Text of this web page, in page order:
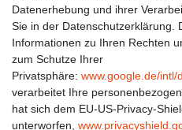
Datenerhebung und ihrer
Sie in der Datenschutzerklärung.
Informationen zu Ihren Rechten
zum Schutze Ihrer
Privatsphäre: www.google.de/intl/
verarbeitet Ihre
hat sich dem EU-US-Privacy-
unterworfen,